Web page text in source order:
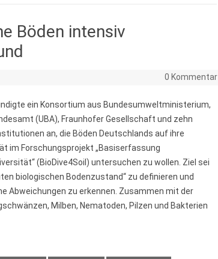
Böden intensiv
0 Kommentar
ein Konsortium aus Bundesumweltministerium,
(UBA), Fraunhofer Gesellschaft und zehn
an, die Böden Deutschlands auf ihre
im Forschungsprojekt „Basiserfassung
(BioDive4Soil) untersuchen zu wollen. Ziel sei
biologischen Bodenzustand“ zu definieren und
Abweichungen zu erkennen. Zusammen mit der
Milben, Nematoden, Pilzen und Bakterien